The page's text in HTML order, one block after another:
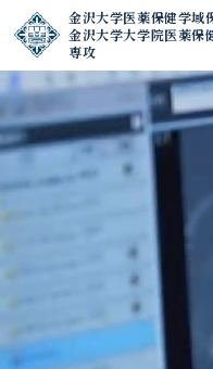
金沢大学医薬保健学域
金沢大学大学院医薬保
専攻